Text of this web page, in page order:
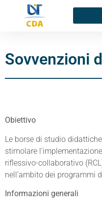
Sovvenzioni
Obiettivo
Le borse di studio
stimolare
riflessivo-collaborativo
nell’ambito dei programmi
Informazioni generali